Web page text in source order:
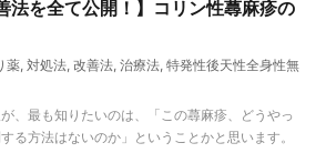
法を全て公開！】コリン性蕁麻疹の
薬, 対処法, 改善法, 治療法, 特発性後天性全身性無
、最も知りたいのは、「この蕁麻疹、どうやっ
る方法はないのか」ということかと思います。